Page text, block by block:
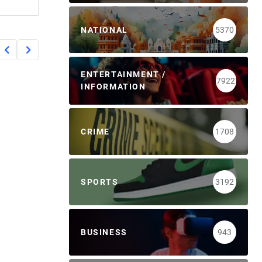
NATIONAL 5370
ENTERTAINMENT /
INFORMATION
7922
CRIME 1708
SPORTS 3192
BUSINESS 943